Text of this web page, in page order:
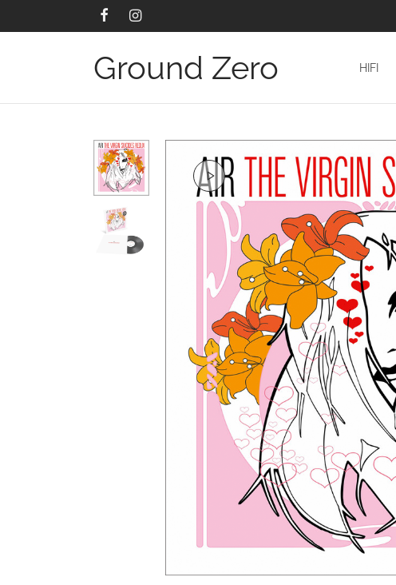
Ground Zero HIFI